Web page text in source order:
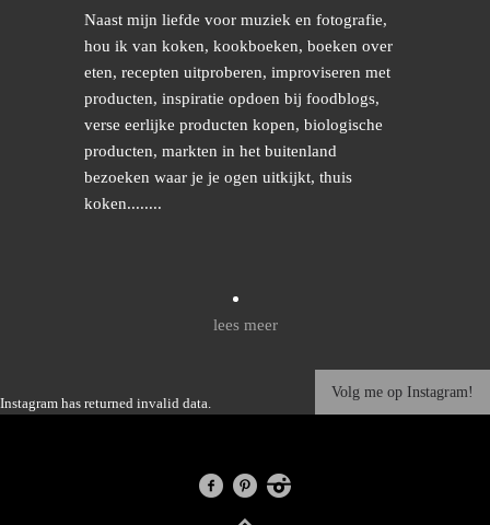
Naast mijn liefde voor muziek en fotografie,
hou ik van koken, kookboeken, boeken over
eten, recepten uitproberen, improviseren met
producten, inspiratie opdoen bij foodblogs,
verse eerlijke producten kopen, biologische
producten, markten in het buitenland
bezoeken waar je je ogen uitkijkt, thuis
koken........
lees meer
Instagram has returned invalid data.
Volg me op Instagram!